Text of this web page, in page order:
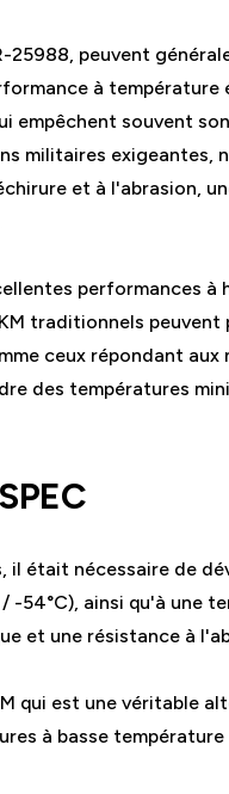
25988, peuvent
à température
empêchent souvent
militaires exigeantes,
et à l'abrasion,
performances à
traditionnels
ceux répondant aux
des températures
était nécessaire de
54°C), ainsi qu'à une
et une résistance à
qui est une véritable
à basse